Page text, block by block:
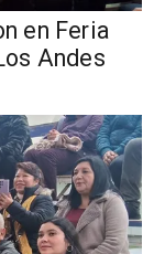
en Feria
Andes